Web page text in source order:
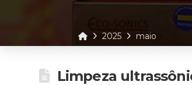
Home
2025 maio
Limpeza